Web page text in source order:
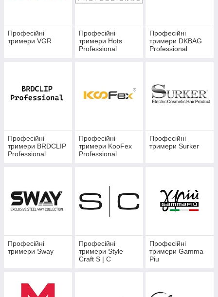
Професійні
тримери VGR
Професійні
тримери Hots
Professional
Професійні
тримери DKBAG
Professional
Професійні
тримери BRDCLIP
Professional
Професійні
тримери KooFex
Professional
Професійні
тримери Surker
Професійні
тримери Sway
Професійні
тримери Style
Craft S | C
Професійні
тримери Gamma
Piu